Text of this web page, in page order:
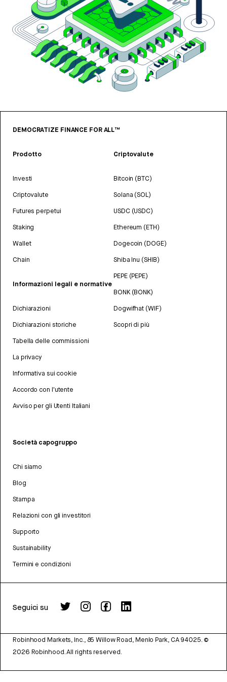
DEMOCRATIZE FINANCE FOR ALL™
Prodotto
Investi
Criptovalute
Futures perpetui
Staking
Wallet
Chain
Informazioni legali e normative
Dichiarazioni
Dichiarazioni storiche
Tabella delle commissioni
La privacy
Informativa sui cookie
Accordo con l'utente
Avviso per gli Utenti Italiani
Criptovalute
Bitcoin (BTC)
Solana (SOL)
USDC (USDC)
Ethereum (ETH)
Dogecoin (DOGE)
Shiba Inu (SHIB)
PEPE (PEPE)
BONK (BONK)
Dogwifhat (WIF)
Scopri di più
Società capogruppo
Chi siamo
Blog
Stampa
Relazioni con gli investitori
Supporto
Sustainability
Termini e condizioni
Seguici su
Robinhood Markets, Inc., 85 Willow Road, Menlo Park, CA 94025. ©
2026 Robinhood. All rights reserved.